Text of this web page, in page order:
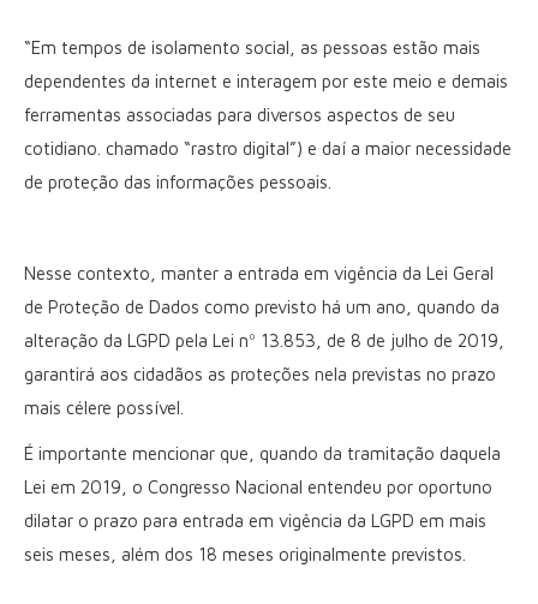
“Em tempos de isolamento social, as pessoas estão mais
dependentes da internet e interagem por este meio e demais
ferramentas associadas para diversos aspectos de seu
cotidiano. chamado “rastro digital”) e daí a maior necessidade
de proteção das informações pessoais.
Nesse contexto, manter a entrada em vigência da Lei Geral
de Proteção de Dados como previsto há um ano, quando da
alteração da LGPD pela Lei nº 13.853, de 8 de julho de 2019,
garantirá aos cidadãos as proteções nela previstas no prazo
mais célere possível.
É importante mencionar que, quando da tramitação daquela
Lei em 2019, o Congresso Nacional entendeu por oportuno
dilatar o prazo para entrada em vigência da LGPD em mais
seis meses, além dos 18 meses originalmente previstos.